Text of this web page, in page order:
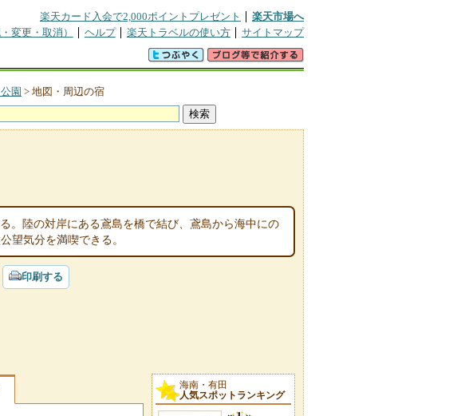
楽天カード入会で2,000ポイントプレゼント
楽天市場へ
変更・取消） ヘルプ 楽天トラベルの使い方 サイトマップ
園 > 地図・周辺の宿
。陸の対岸にある鳶島を橋で結び、鳶島から海中にの
望気分を満喫できる。
印刷する
海南・有田
人気スポットランキング